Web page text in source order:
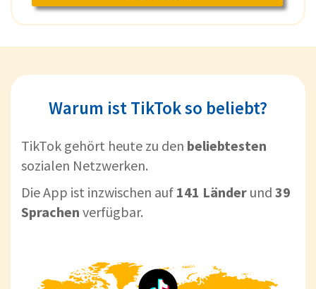
Warum ist TikTok so beliebt?
TikTok gehört heute zu den beliebtesten
sozialen Netzwerken.
Die App ist inzwischen auf 141 Länder und 39
Sprachen verfügbar.